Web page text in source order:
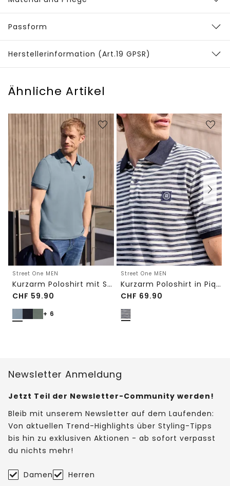
Passform
Herstellerinformation (Art.19 GPSR)
Ähnliche Artikel
Street One MEN
Kurzarm Poloshirt mit Struktur
CHF 59.90
+ 6
Street One MEN
Kurzarm Poloshirt in Piquéstruktur
CHF 69.90
Newsletter Anmeldung
Jetzt Teil der Newsletter-Community werden!
Bleib mit unserem Newsletter auf dem Laufenden:
Von aktuellen Trend-Highlights über Styling-Tipps
bis hin zu exklusiven Aktionen - ab sofort verpasst
du nichts mehr!
Damen Herren